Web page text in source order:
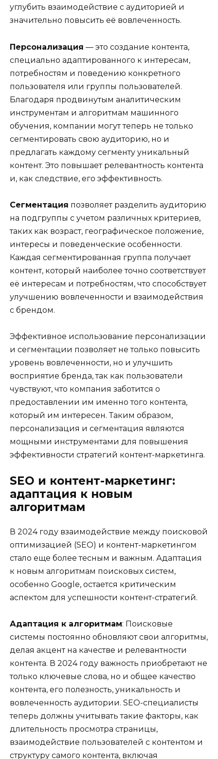
углубить взаимодействие с аудиторией и
значительно повысить её вовлеченность.
Персонализация — это создание контента,
специально адаптированного к интересам,
потребностям и поведению конкретного
пользователя или группы пользователей.
Благодаря продвинутым аналитическим
инструментам и алгоритмам машинного
обучения, компании могут теперь не только
сегментировать свою аудиторию, но и
предлагать каждому сегменту уникальный
контент. Это повышает релевантность контента
и, как следствие, его эффективность.
Сегментация позволяет разделить аудиторию
на подгруппы с учетом различных критериев,
таких как возраст, географическое положение,
интересы и поведенческие особенности.
Каждая сегментированная группа получает
контент, который наиболее точно соответствует
её интересам и потребностям, что способствует
улучшению вовлеченности и взаимодействия
с брендом.
Эффективное использование персонализации
и сегментации позволяет не только повысить
уровень вовлеченности, но и улучшить
восприятие бренда, так как пользователи
чувствуют, что компания заботится о
предоставлении им именно того контента,
который им интересен. Таким образом,
персонализация и сегментация являются
мощными инструментами для повышения
эффективности стратегий контент-маркетинга.
SEO и контент-маркетинг:
адаптация к новым
алгоритмам
В 2024 году взаимодействие между поисковой
оптимизацией (SEO) и контент-маркетингом
стало еще более тесным и важным. Адаптация
к новым алгоритмам поисковых систем,
особенно Google, остается критическим
аспектом для успешности контент-стратегий.
Адаптация к алгоритмам: Поисковые
системы постоянно обновляют свои алгоритмы,
делая акцент на качестве и релевантности
контента. В 2024 году важность приобретают не
только ключевые слова, но и общее качество
контента, его полезность, уникальность и
вовлеченность аудитории. SEO-специалисты
теперь должны учитывать такие факторы, как
длительность просмотра страницы,
взаимодействие пользователей с контентом и
структуру самого контента, включая